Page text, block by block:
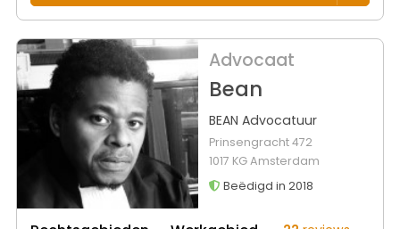
Advocaat
Bean
BEAN Advocatuur
Prinsengracht 472
1017 KG Amsterdam
Beëdigd in 2018